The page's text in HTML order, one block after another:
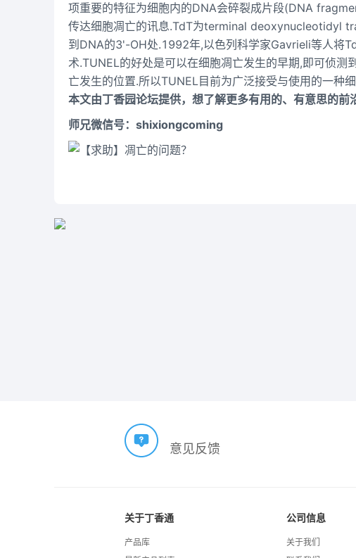
项重要的特征为细胞内的DNA会碎裂成片段(DNA
传达细胞凋亡的讯息.TdT为terminal deoxynucleotidyl
到DNA的3'-OH处.1992年,以色列科学家Gavrieli等人将
术.TUNEL的好处是可以在细胞凋亡发生的早期,即可侦
亡发生的位置.所以TUNEL目前为广泛接受与使用的一种
本文由丁香园论坛提供，想了解更多有用的、有意思的
师兄微信号：shixiongcoming
意见反馈
关于丁香通
产品库
公司信息
关于我们